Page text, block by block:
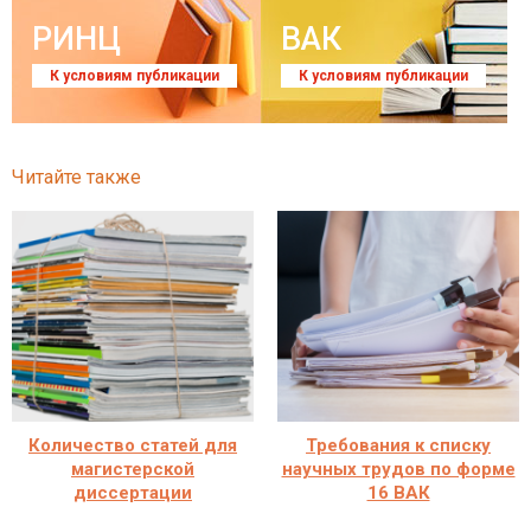
РИНЦ
К условиям публикации
ВАК
К условиям публикации
Читайте также
Количество статей для
магистерской
диссертации
Требования к списку
научных трудов по форме
16 ВАК